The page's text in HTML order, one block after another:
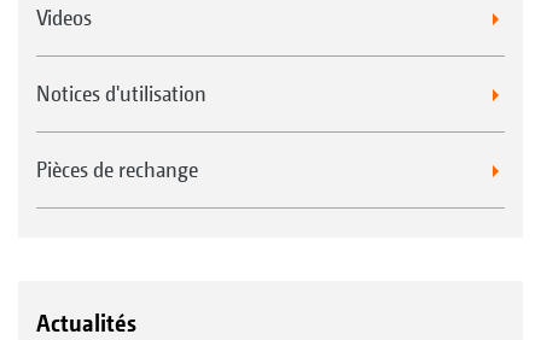
Videos
Notices d'utilisation
Pièces de rechange
Actualités